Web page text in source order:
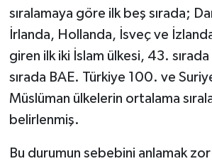
sıralamaya göre ilk beş sırada;
İrlanda, Hollanda, İsveç ve
giren ilk iki İslam ülkesi, 43.
sırada BAE. Türkiye 100. ve
Müslüman ülkelerin ortalama
belirlenmiş.
Bu durumun sebebini anlamak